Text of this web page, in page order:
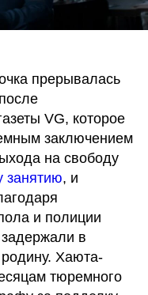
прерывалась
VG, которое
заключением
на свободу
занятию, и
и полиции
в
Хаюта-
тюремного